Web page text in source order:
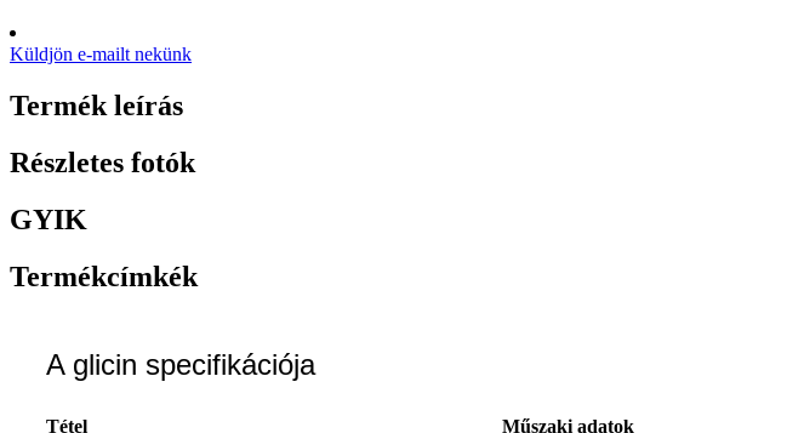
Küldjön e-mailt nekünk
Termék leírás
Részletes fotók
GYIK
Termékcímkék
A glicin specifikációja
Tétel Műszaki adatok